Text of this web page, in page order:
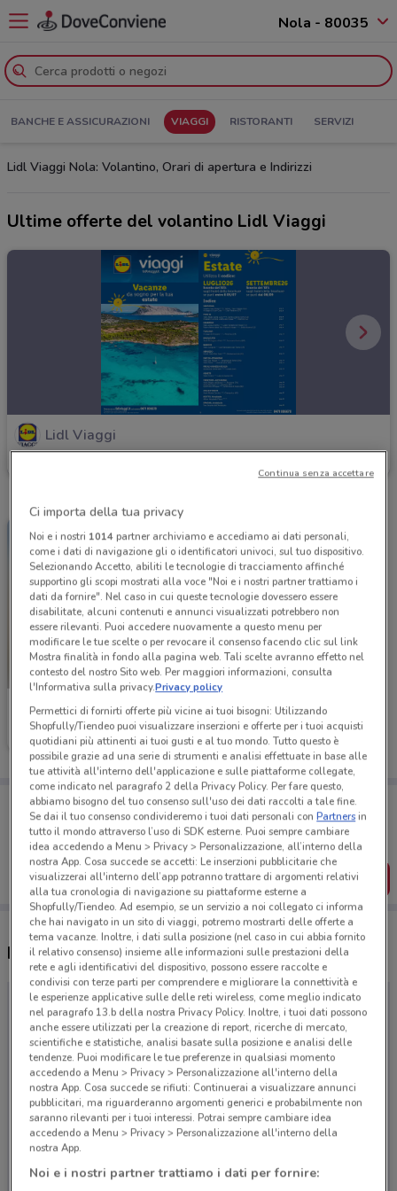
Nola - 80035
BANCHE E ASSICURAZIONI VIAGGI RISTORANTI SERVIZI
Lidl Viaggi Nola: Volantino, Orari di apertura e Indirizzi
Ultime offerte del volantino Lidl Viaggi
Lidl Viaggi
Lidl Viaggi
Scade il 31/12
Porta DoveConviene sempre con te!
Puoi trovare le migliori offerte dei negozi vicino a te,
salvarle e creare la tua lista del risparmio, comodamente
dal tuo cellulare.
SCARICA L’APP
Negozi Lidl Viaggi a Nola
Ci importa della tua privacy
Noi e i nostri 1014partner archiviamo e accediamo ai dati personali,
come i dati di navigazione gli o identificatori univoci, sul tuo dispositivo.
Selezionando Accetto, abiliti le tecnologie di tracciamento affinché
supportino gli scopi mostrati alla voce "Noi e i nostri partner trattiamo i
dati da fornire". Nel caso in cui queste tecnologie dovessero essere
disabilitate, alcuni contenuti e annunci visualizzati potrebbero non
essere rilevanti. Puoi accedere nuovamente a questo menu per
modificare le tue scelte o per revocare il consenso facendo clic sul link
Mostra finalità in fondo alla pagina web. Tali scelte avranno effetto nel
contesto del nostro Sito web. Per maggiori informazioni, consulta
l'Informativa sulla privacy.Privacy policy
Permettici di fornirti offerte più vicine ai tuoi bisogni: Utilizzando
Shopfully/Tiendeo puoi visualizzare inserzioni e offerte per i tuoi acquisti
quotidiani più attinenti ai tuoi gusti e al tuo mondo. Tutto questo è
possibile grazie ad una serie di strumenti e analisi effettuate in base alle
tue attività all'interno dell'applicazione e sulle piattaforme collegate,
come indicato nel paragrafo 2 della Privacy Policy. Per fare questo,
abbiamo bisogno del tuo consenso sull'uso dei dati raccolti a tale fine.
Se dai il tuo consenso condivideremo i tuoi dati personali conPartnersin
tutto il mondo attraverso l’uso di SDK esterne. Puoi sempre cambiare
idea accedendo a Menu > Privacy > Personalizzazione, all’interno della
nostra App. Cosa succede se accetti: Le inserzioni pubblicitarie che
visualizzerai all'interno dell’app potranno trattare di argomenti relativi
alla tua cronologia di navigazione su piattaforme esterne a
Shopfully/Tiendeo. Ad esempio, se un servizio a noi collegato ci informa
che hai navigato in un sito di viaggi, potremo mostrarti delle offerte a
tema vacanze. Inoltre, i dati sulla posizione (nel caso in cui abbia fornito
il relativo consenso) insieme alle informazioni sulle prestazioni della
rete e agli identificativi del dispositivo, possono essere raccolte e
condivisi con terze parti per comprendere e migliorare la connettività e
le esperienze applicative sulle delle reti wireless, come meglio indicato
nel paragrafo 13.b della nostra Privacy Policy. Inoltre, i tuoi dati possono
anche essere utilizzati per la creazione di report, ricerche di mercato,
scientifiche e statistiche, analisi basate sulla posizione e analisi delle
tendenze. Puoi modificare le tue preferenze in qualsiasi momento
accedendo a Menu > Privacy > Personalizzazione all'interno della
nostra App. Cosa succede se rifiuti: Continuerai a visualizzare annunci
pubblicitari, ma riguarderanno argomenti generici e probabilmente non
saranno rilevanti per i tuoi interessi. Potrai sempre cambiare idea
accedendo a Menu > Privacy > Personalizzazione all'interno della
nostra App.
Noi e i nostri partner trattiamo i dati per fornire:
Continua senza accettare